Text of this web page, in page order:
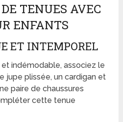
TENUES AVEC
ENFANTS
ET INTEMPOREL
indémodable, associez le
jupe plissée, un cardigan et
paire de chaussures
cette tenue